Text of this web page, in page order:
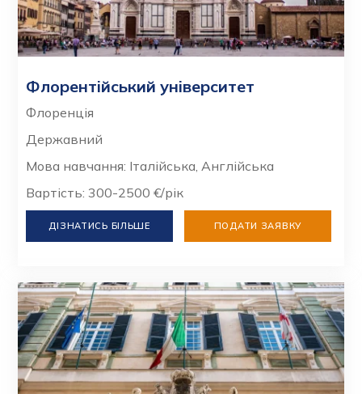
Флорентійський університет
Флоренція
Державний
Мова навчання: Італійська, Англійська
Вартість: 300-2500 €/рік
ДІЗНАТИСЬ БІЛЬШЕ ПОДАТИ ЗАЯВКУ